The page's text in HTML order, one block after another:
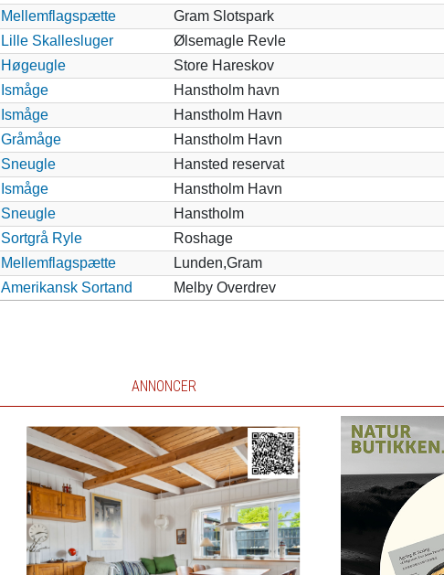
Mellemflagspætte Gram Slotspark
Lille Skallesluger Ølsemagle Revle
Høgeugle Store Hareskov
Ismåge Hanstholm havn
Ismåge Hanstholm Havn
Gråmåge Hanstholm Havn
Sneugle Hansted reservat
Ismåge Hanstholm Havn
Sneugle Hanstholm
Sortgrå Ryle Roshage
Mellemflagspætte Lunden,Gram
Amerikansk Sortand Melby Overdrev
ANNONCER